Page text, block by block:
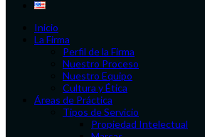
Inicio
La Firma
Perfil de la Firma
Nuestro Proceso
Nuestro Equipo
Cultura y Ética
Áreas de Práctica
Tipos de Servicio
Propiedad Intelectual